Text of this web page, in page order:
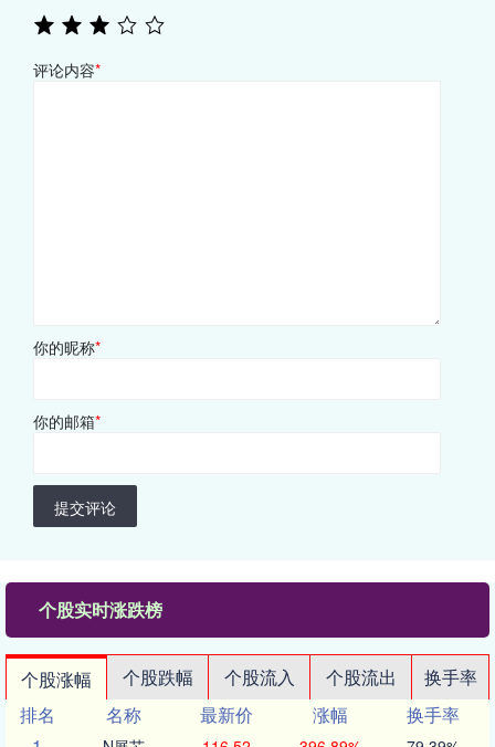
评论内容*
你的昵称*
你的邮箱*
提交评论
个股实时涨跌榜
个股涨幅 个股跌幅 个股流入 个股流出
换手率
排名
名称 最新价 涨幅
换手率